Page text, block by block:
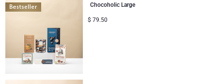
Chocoholic Large
$ 79.50